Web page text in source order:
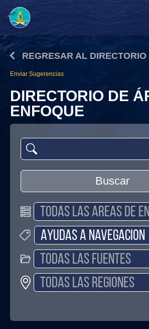
REGRESAR AL DIRECTORIO
Enviar Sugerencias
DIRECTORIO DE
ENFOQUE
Buscar